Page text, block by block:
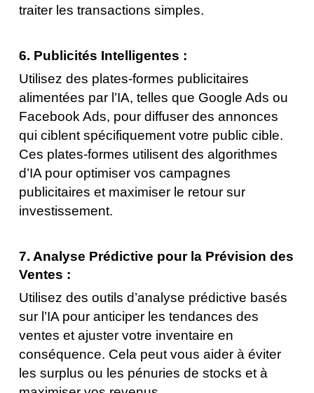
traiter les transactions simples.
6. Publicités Intelligentes :
Utilisez des plates-formes publicitaires
alimentées par l’IA, telles que Google Ads ou
Facebook Ads, pour diffuser des annonces
qui ciblent spécifiquement votre public cible.
Ces plates-formes utilisent des algorithmes
d’IA pour optimiser vos campagnes
publicitaires et maximiser le retour sur
investissement.
7. Analyse Prédictive pour la Prévision des
Ventes :
Utilisez des outils d’analyse prédictive basés
sur l’IA pour anticiper les tendances des
ventes et ajuster votre inventaire en
conséquence. Cela peut vous aider à éviter
les surplus ou les pénuries de stocks et à